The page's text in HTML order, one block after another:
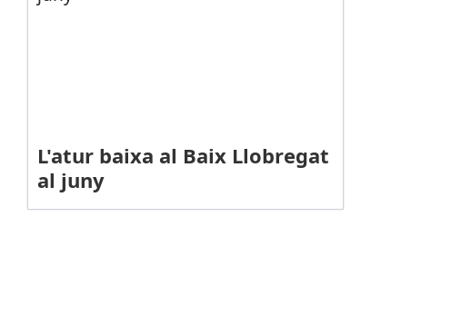
L'atur baixa al Baix Llobregat
al juny